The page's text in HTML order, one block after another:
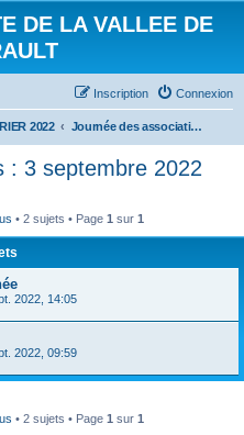
DE LA VALLEE DE
Connexion
Inscription
2022 Journée des associations : 3 septembre 2022
: 3 septembre 2022
• 2 sujets • Page 1 sur 1
2022, 14:05
2022, 09:59
• 2 sujets • Page 1 sur 1